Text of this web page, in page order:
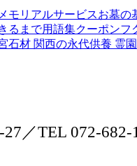
モリアルサービスお墓の
るまで用語集クーポンフ
石材 関西の永代供養 霊
／TEL 072-682-